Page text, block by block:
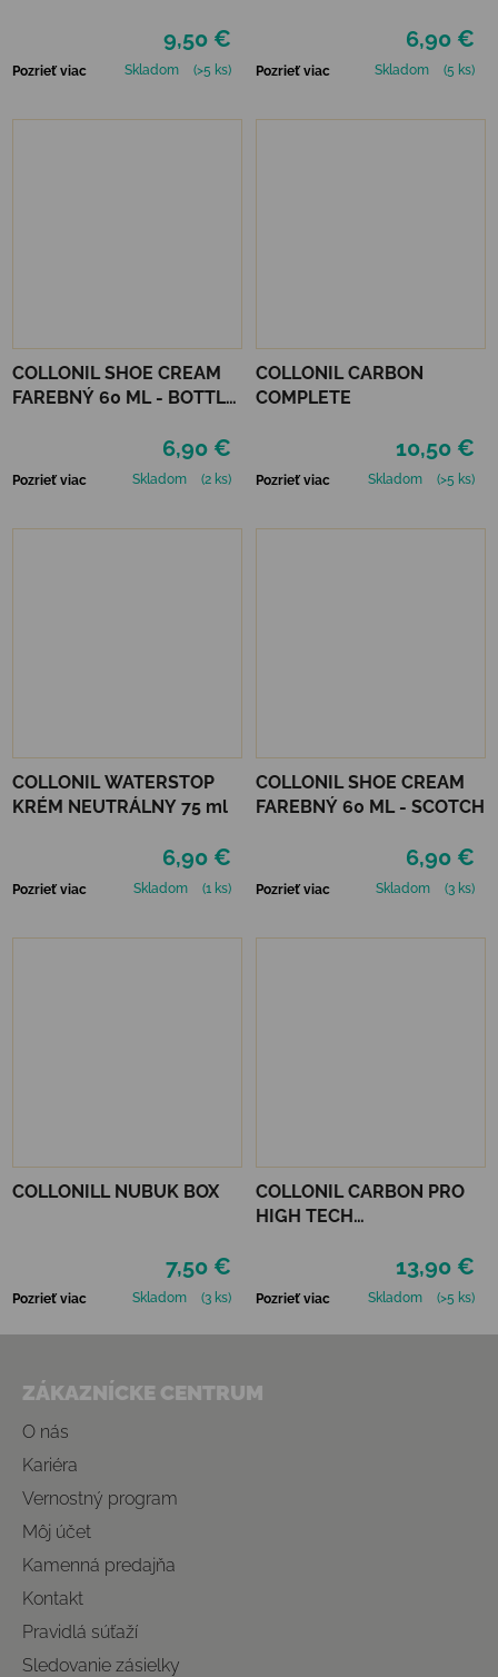
9,50 €
Pozrieť viac Skladom (>5 ks)
6,90 €
Pozrieť viac Skladom (5 ks)
COLLONIL SHOE CREAM
FAREBNÝ 60 ML - BOTTLE
6,90 €
Pozrieť viac Skladom (2 ks)
COLLONIL CARBON
COMPLETE
10,50 €
Pozrieť viac Skladom (>5 ks)
COLLONIL WATERSTOP
KRÉM NEUTRÁLNY 75 ml
6,90 €
Pozrieť viac Skladom (1 ks)
COLLONIL SHOE CREAM
FAREBNÝ 60 ML - SCOTCH
6,90 €
Pozrieť viac Skladom (3 ks)
COLLONILL NUBUK BOX
7,50 €
Pozrieť viac Skladom (3 ks)
COLLONIL CARBON PRO
HIGH TECH
13,90 €
Pozrieť viac Skladom (>5 ks)
ZÁKAZNÍCKE CENTRUM
O nás
Kariéra
Vernostný program
Môj účet
Kamenná predajňa
Kontakt
Pravidlá súťaží
Sledovanie zásielky